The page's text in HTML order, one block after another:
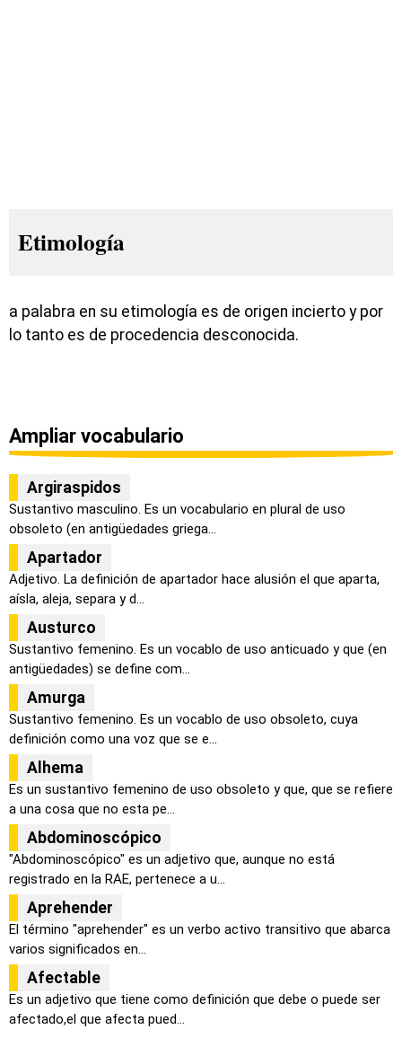
Etimología
a palabra en su etimología es de origen incierto y por
lo tanto es de procedencia desconocida.
Ampliar vocabulario
Argiraspidos
Sustantivo masculino. Es un vocabulario en plural de uso
obsoleto (en antigüedades griega...
Apartador
Adjetivo. La definición de apartador hace alusión el que aparta,
aísla, aleja, separa y d...
Austurco
Sustantivo femenino. Es un vocablo de uso anticuado y que (en
antigüedades) se define com...
Amurga
Sustantivo femenino. Es un vocablo de uso obsoleto, cuya
definición como una voz que se e...
Alhema
Es un sustantivo femenino de uso obsoleto y que, que se refiere
a una cosa que no esta pe...
Abdominoscópico
"Abdominoscópico" es un adjetivo que, aunque no está
registrado en la RAE, pertenece a u...
Aprehender
El término "aprehender" es un verbo activo transitivo que abarca
varios significados en...
Afectable
Es un adjetivo que tiene como definición que debe o puede ser
afectado,el que afecta pued...